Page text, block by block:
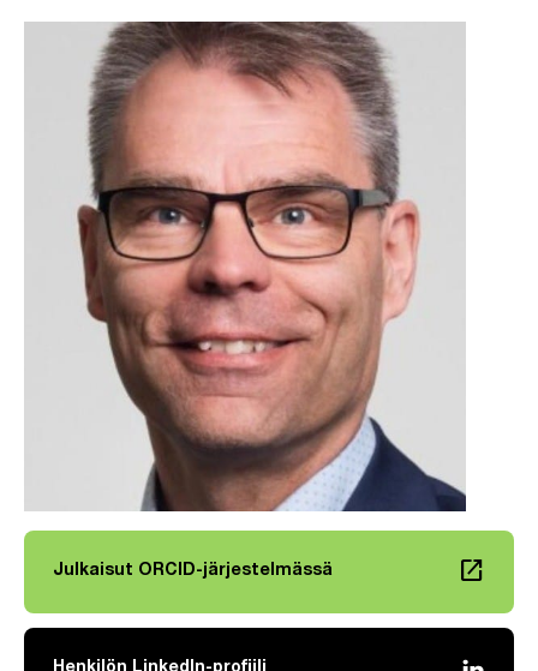
Julkaisut ORCID-järjestelmässä
Linkki avautuu uuteen välilehteen launch